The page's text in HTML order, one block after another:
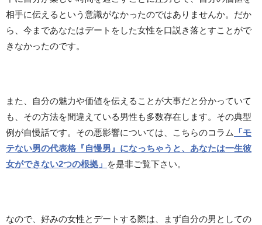
相手に伝えるという意識がなかったのではありませんか。だか
ら、今まであなたはデートをした女性を口説き落とすことがで
きなかったのです。
また、自分の魅力や価値を伝えることが大事だと分かっていて
も、その方法を間違えている男性も多数存在します。その典型
例が自慢話です。その悪影響については、こちらのコラム
「モ
テない男の代表格『自慢男』になっちゃうと、あなたは一生彼
女ができない2つの根拠」 を是非ご覧下さい。
なので、好みの女性とデートする際は、まず自分の男としての